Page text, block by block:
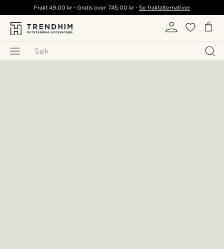
Søk
Frakt49.00 kr - Gratis over 745.00 kr- Se fraktalternativer